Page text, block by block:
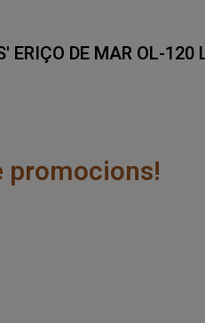
ERIÇO DE MAR OL-120
promocions!